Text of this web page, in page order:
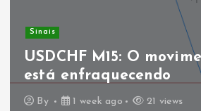
Sinais
USDCHF M15: O
está enfraquecendo
By 1 week ago 21 views